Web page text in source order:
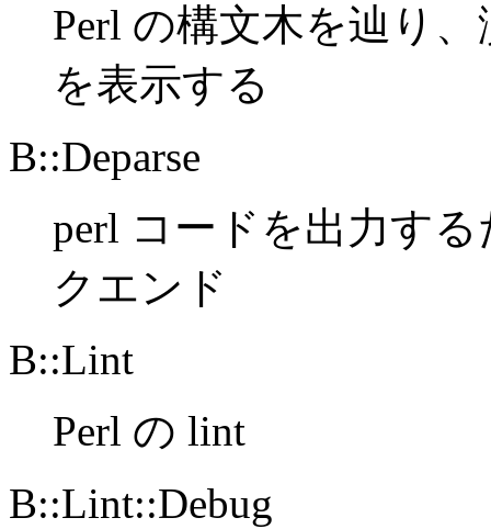
Perl の構文木を辿り
を表示する
B::Deparse
perl コードを出力す
クエンド
B::Lint
Perl の lint
B::Lint::Debug